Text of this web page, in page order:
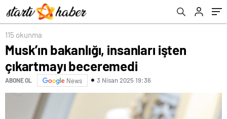
115 okunma
Musk’ın bakanlığı, insanları işten
çıkartmayı beceremedi
ABONE OL News 3 Nisan 2025 19:36